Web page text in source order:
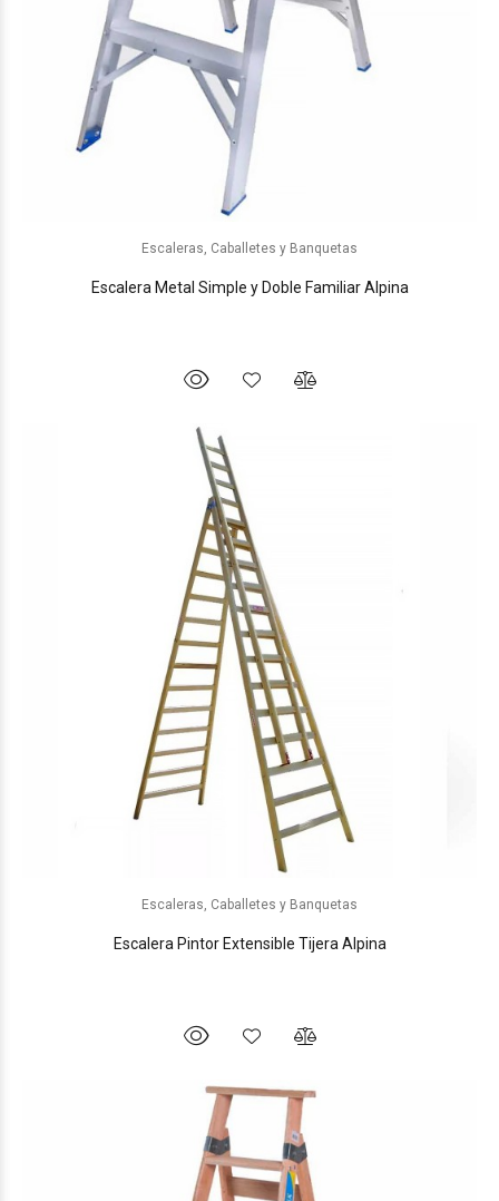
Escaleras, Caballetes y Banquetas
Escalera Metal Simple y Doble Familiar Alpina
Escaleras, Caballetes y Banquetas
Escalera Pintor Extensible Tijera Alpina